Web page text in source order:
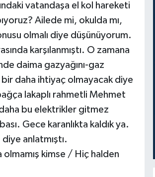
vatandaşa el kol hareketi
Ailede mi, okulda mı,
olmalı diye düşünüyorum.
karşılanmıştı. O zamana
daima gazyağını-gaz
bir daha ihtiyaç olmayacak diye
lakaplı rahmetli Mehmet
bu elektrikler gitmez
Gece karanlıkta kaldık ya.
anlatmıştı.
kimse / Hiç halden